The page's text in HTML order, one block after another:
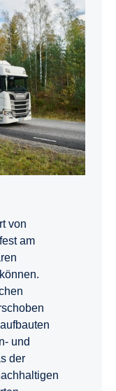
von
am
und
der